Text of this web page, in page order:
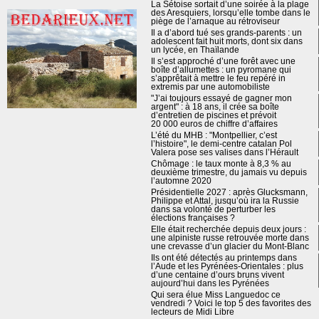
La Sétoise sortait d’une soirée à la plage
des Aresquiers, lorsqu’elle tombe dans le
piège de l’arnaque au rétroviseur
Il a d’abord tué ses grands-parents : un
adolescent fait huit morts, dont six dans
un lycée, en Thaïlande
Il s’est approché d’une forêt avec une
boîte d’allumettes : un pyromane qui
s’apprêtait à mettre le feu repéré in
extremis par une automobiliste
"J’ai toujours essayé de gagner mon
argent" : à 18 ans, il crée sa boîte
d’entretien de piscines et prévoit
20 000 euros de chiffre d’affaires
L’été du MHB : "Montpellier, c’est
l’histoire", le demi-centre catalan Pol
Valera pose ses valises dans l’Hérault
Chômage : le taux monte à 8,3 % au
deuxième trimestre, du jamais vu depuis
l’automne 2020
Présidentielle 2027 : après Glucksmann,
Philippe et Attal, jusqu’où ira la Russie
dans sa volonté de perturber les
élections françaises ?
Elle était recherchée depuis deux jours :
une alpiniste russe retrouvée morte dans
une crevasse d’un glacier du Mont-Blanc
Ils ont été détectés au printemps dans
l’Aude et les Pyrénées-Orientales : plus
d’une centaine d’ours bruns vivent
aujourd’hui dans les Pyrénées
Qui sera élue Miss Languedoc ce
vendredi ? Voici le top 5 des favorites des
lecteurs de Midi Libre